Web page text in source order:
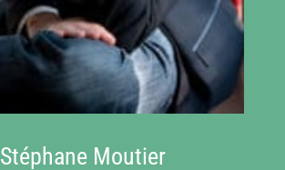
Stéphane Moutier